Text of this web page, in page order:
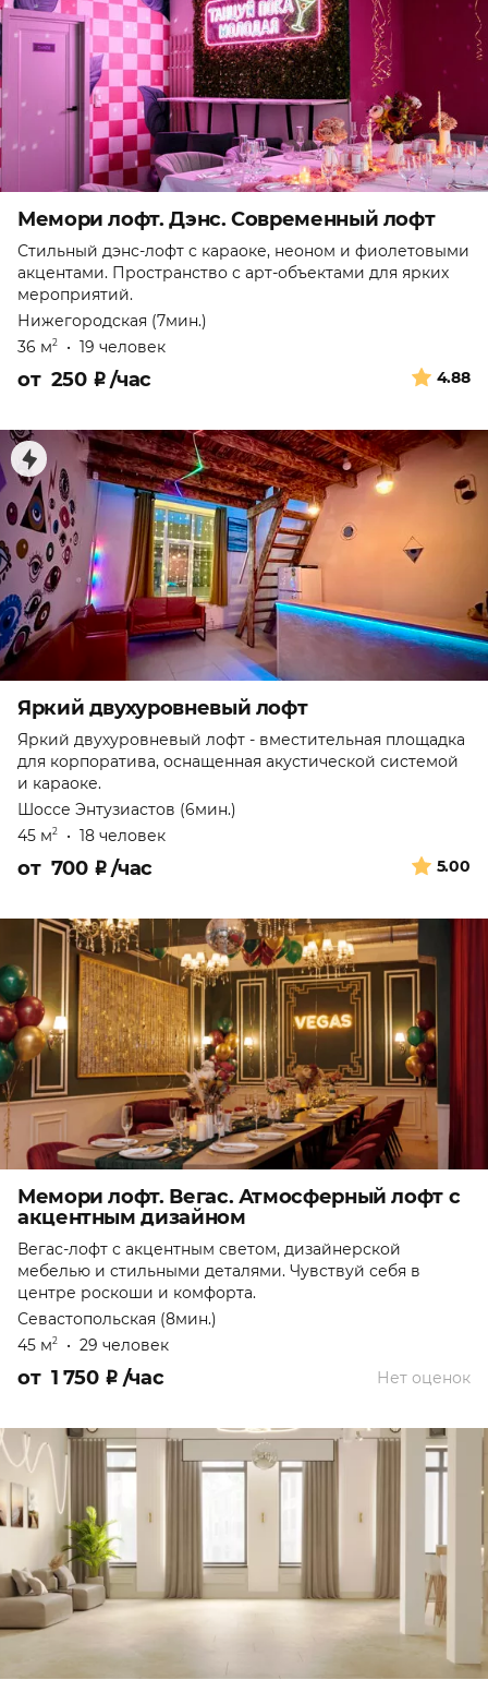
Мемори лофт. Дэнс. Современный лофт
Стильный дэнс-лофт с караоке, неоном и фиолетовыми
акцентами. Пространство с арт-объектами для ярких
мероприятий.
Нижегородская (7мин.)
36 м2 • 19 человек
4.88
от 250 ₽/час
Яркий двухуровневый лофт
Яркий двухуровневый лофт - вместительная площадка
для корпоратива, оснащенная акустической системой
и караоке.
Шоссе Энтузиастов (6мин.)
45 м2 • 18 человек
5.00
от 700 ₽/час
Мемори лофт. Вегас. Атмосферный лофт с
акцентным дизайном
Вегас-лофт с акцентным светом, дизайнерской
мебелью и стильными деталями. Чувствуй себя в
центре роскоши и комфорта.
Севастопольская (8мин.)
45 м2 • 29 человек
Нет оценок
от 1 750 ₽ /час